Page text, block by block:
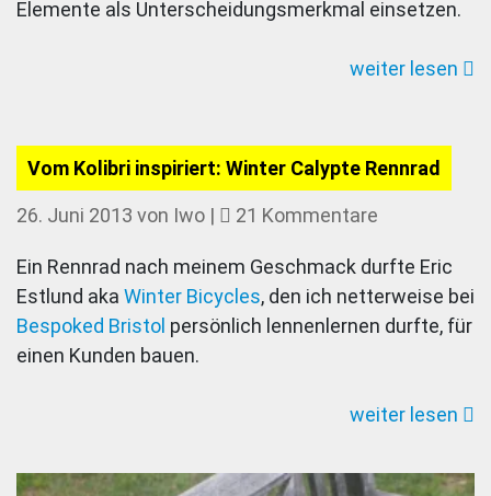
Elemente als Unterscheidungsmerkmal einsetzen.
weiter lesen
Vom Kolibri inspiriert: Winter Calypte Rennrad
26. Juni 2013 von Iwo | 21 Kommentare
Kolibri
inspiriert:
Winter
Ein Rennrad nach meinem Geschmack durfte Eric
Estlund aka Winter Bicycles, den ich netterweise bei
Bespoked Bristol persönlich lennenlernen durfte, für
einen Kunden bauen.
weiter lesen